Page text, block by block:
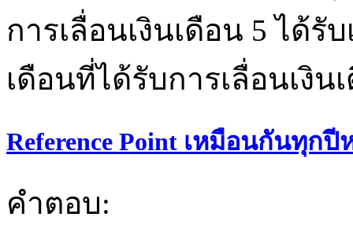
การเลื่อนเงินเดือน 5 ได้รั
เดือนที่ได้รับการเลื่อนเงิน
Reference Point เหมือนกันทุกปี
คำตอบ: